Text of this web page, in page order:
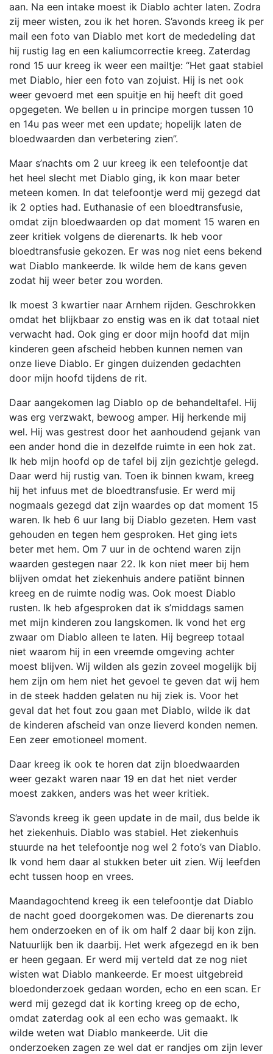
aan. Na een intake moest ik Diablo achter laten. Zodra
zij meer wisten, zou ik het horen. S’avonds kreeg ik per
mail een foto van Diablo met kort de mededeling dat
hij rustig lag en een kaliumcorrectie kreeg. Zaterdag
rond 15 uur kreeg ik weer een mailtje: “Het gaat stabiel
met Diablo, hier een foto van zojuist. Hij is net ook
weer gevoerd met een spuitje en hij heeft dit goed
opgegeten. We bellen u in principe morgen tussen 10
en 14u pas weer met een update; hopelijk laten de
bloedwaarden dan verbetering zien”.
Maar s’nachts om 2 uur kreeg ik een telefoontje dat
het heel slecht met Diablo ging, ik kon maar beter
meteen komen. In dat telefoontje werd mij gezegd dat
ik 2 opties had. Euthanasie of een bloedtransfusie,
omdat zijn bloedwaarden op dat moment 15 waren en
zeer kritiek volgens de dierenarts. Ik heb voor
bloedtransfusie gekozen. Er was nog niet eens bekend
wat Diablo mankeerde. Ik wilde hem de kans geven
zodat hij weer beter zou worden.
Ik moest 3 kwartier naar Arnhem rijden. Geschrokken
omdat het blijkbaar zo enstig was en ik dat totaal niet
verwacht had. Ook ging er door mijn hoofd dat mijn
kinderen geen afscheid hebben kunnen nemen van
onze lieve Diablo. Er gingen duizenden gedachten
door mijn hoofd tijdens de rit.
Daar aangekomen lag Diablo op de behandeltafel. Hij
was erg verzwakt, bewoog amper. Hij herkende mij
wel. Hij was gestrest door het aanhoudend gejank van
een ander hond die in dezelfde ruimte in een hok zat.
Ik heb mijn hoofd op de tafel bij zijn gezichtje gelegd.
Daar werd hij rustig van. Toen ik binnen kwam, kreeg
hij het infuus met de bloedtransfusie. Er werd mij
nogmaals gezegd dat zijn waardes op dat moment 15
waren. Ik heb 6 uur lang bij Diablo gezeten. Hem vast
gehouden en tegen hem gesproken. Het ging iets
beter met hem. Om 7 uur in de ochtend waren zijn
waarden gestegen naar 22. Ik kon niet meer bij hem
blijven omdat het ziekenhuis andere patiënt binnen
kreeg en de ruimte nodig was. Ook moest Diablo
rusten. Ik heb afgesproken dat ik s’middags samen
met mijn kinderen zou langskomen. Ik vond het erg
zwaar om Diablo alleen te laten. Hij begreep totaal
niet waarom hij in een vreemde omgeving achter
moest blijven. Wij wilden als gezin zoveel mogelijk bij
hem zijn om hem niet het gevoel te geven dat wij hem
in de steek hadden gelaten nu hij ziek is. Voor het
geval dat het fout zou gaan met Diablo, wilde ik dat
de kinderen afscheid van onze lieverd konden nemen.
Een zeer emotioneel moment.
Daar kreeg ik ook te horen dat zijn bloedwaarden
weer gezakt waren naar 19 en dat het niet verder
moest zakken, anders was het weer kritiek.
S’avonds kreeg ik geen update in de mail, dus belde ik
het ziekenhuis. Diablo was stabiel. Het ziekenhuis
stuurde na het telefoontje nog wel 2 foto’s van Diablo.
Ik vond hem daar al stukken beter uit zien. Wij leefden
echt tussen hoop en vrees.
Maandagochtend kreeg ik een telefoontje dat Diablo
de nacht goed doorgekomen was. De dierenarts zou
hem onderzoeken en of ik om half 2 daar bij kon zijn.
Natuurlijk ben ik daarbij. Het werk afgezegd en ik ben
er heen gegaan. Er werd mij verteld dat ze nog niet
wisten wat Diablo mankeerde. Er moest uitgebreid
bloedonderzoek gedaan worden, echo en een scan. Er
werd mij gezegd dat ik korting kreeg op de echo,
omdat zaterdag ook al een echo was gemaakt. Ik
wilde weten wat Diablo mankeerde. Uit die
onderzoeken zagen ze wel dat er randjes om zijn lever